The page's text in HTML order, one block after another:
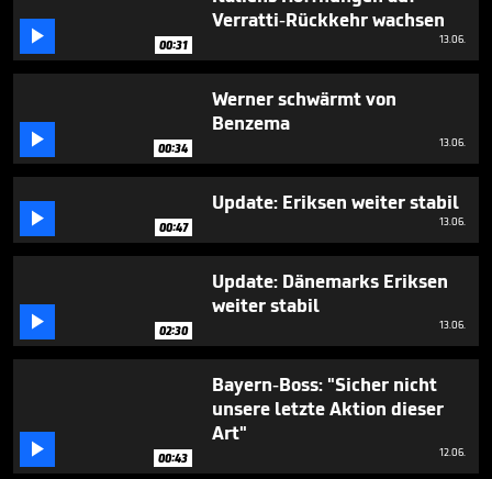
seconds
 00:31
Verratti-Rückkehr wachsen
13.06.
 00:34
Werner schwärmt von
Benzema
13.06.
 00:47
Update: Eriksen weiter stabil
13.06.
 02:30
Update: Dänemarks Eriksen
weiter stabil
13.06.
 00:43
Bayern-Boss: "Sicher nicht
unsere letzte Aktion dieser
Art"
12.06.